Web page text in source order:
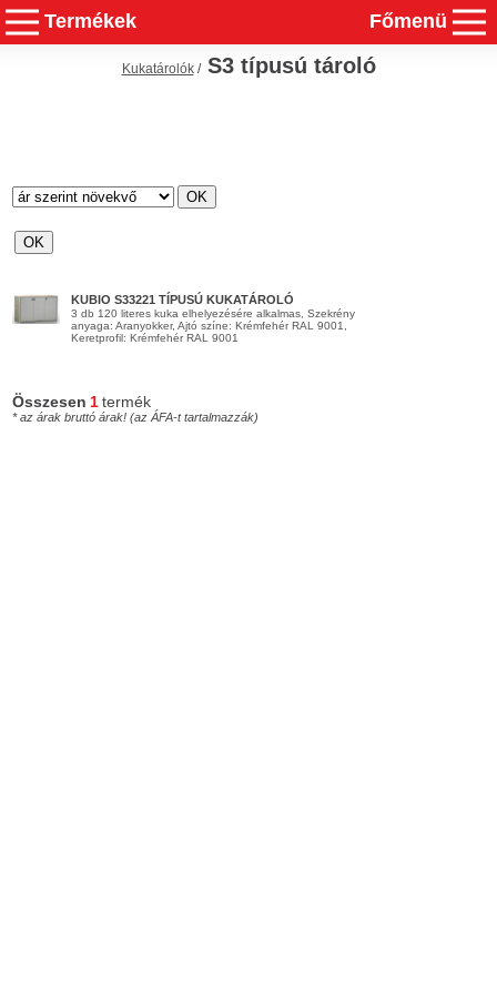
Termékek Főmenü
Kukatárolók/ S3 típusú tároló
KUBIO S33221 TÍPUSÚ KUKATÁROLÓ
3 db 120 literes kuka elhelyezésére alkalmas, Szekrény
anyaga: Aranyokker, Ajtó színe: Krémfehér RAL 9001,
Keretprofil: Krémfehér RAL 9001
Összesen 1 termék
* az árak bruttó árak! (az ÁFA-t tartalmazzák)